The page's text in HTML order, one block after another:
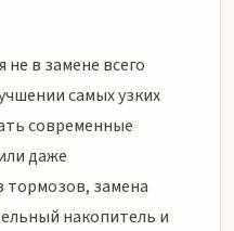
в замене всего
самых узких
современные
даже
тормозов, замена
накопитель и